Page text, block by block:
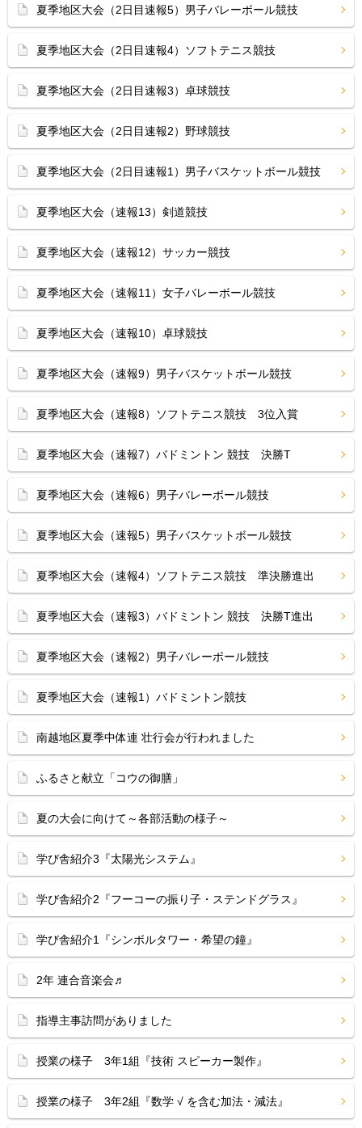
夏季地区大会（2日目速報5）男子バレーボール競技
夏季地区大会（2日目速報4）ソフトテニス競技
夏季地区大会（2日目速報3）卓球競技
夏季地区大会（2日目速報2）野球競技
夏季地区大会（2日目速報1）男子バスケットボール競技
夏季地区大会（速報13）剣道競技
夏季地区大会（速報12）サッカー競技
夏季地区大会（速報11）女子バレーボール競技
夏季地区大会（速報10）卓球競技
夏季地区大会（速報9）男子バスケットボール競技
夏季地区大会（速報8）ソフトテニス競技 3位入賞
夏季地区大会（速報7）バドミントン 競技 決勝T
夏季地区大会（速報6）男子バレーボール競技
夏季地区大会（速報5）男子バスケットボール競技
夏季地区大会（速報4）ソフトテニス競技 準決勝進出
夏季地区大会（速報3）バドミントン 競技 決勝T進出
夏季地区大会（速報2）男子バレーボール競技
夏季地区大会（速報1）バドミントン競技
南越地区夏季中体連 壮行会が行われました
ふるさと献立「コウの御膳」
夏の大会に向けて～各部活動の様子～
学び舎紹介3『太陽光システム』
学び舎紹介2『フーコーの振り子・ステンドグラス』
学び舎紹介1『シンボルタワー・希望の鐘』
2年 連合音楽会♬
指導主事訪問がありました
授業の様子 3年1組『技術 スピーカー製作』
授業の様子 3年2組『数学 √ を含む加法・減法』